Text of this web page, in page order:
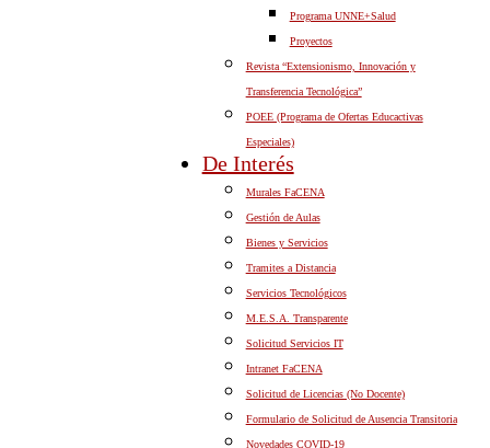
Programa UNNE+Salud
Proyectos
Revista “Extensionismo, Innovación y
Transferencia Tecnológica”
POEE (Programa de Ofertas Educactivas
Especiales)
De Interés
Murales FaCENA
Gestión de Aulas
Bienes y Servicios
Tramites a Distancia
Servicios Tecnológicos
M.E.S.A. Transparente
Solicitud Servicios IT
Intranet FaCENA
Solicitud de Licencias (No Docente)
Formulario de Solicitud de Ausencia Transitoria
Novedades COVID-19